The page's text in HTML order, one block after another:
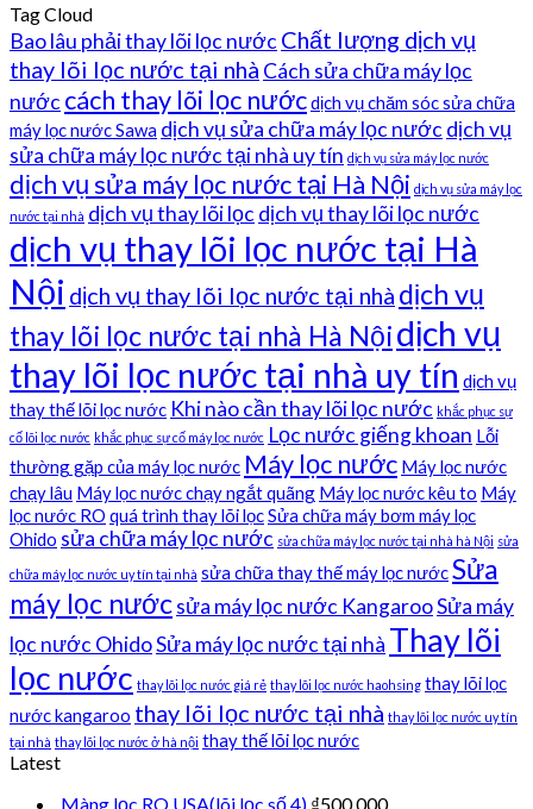
Tag Cloud
Bao lâu phải thay lõi lọc nước Chất lượng dịch vụ
thay lõi lọc nước tại nhà Cách sửa chữa máy lọc
nước cách thay lõi lọc nướcdịch vụ chăm sóc sửa chữa
máy lọc nước Sawa dịch vụ sửa chữa máy lọc nước dịch vụ
sửa chữa máy lọc nước tại nhà uy tín dịch vụ sửa máy lọc nước
dịch vụ sửa máy lọc nước tại Hà Nội dịch vụ sửa máy lọc
nước tại nhà dịch vụ thay lõi lọc dịch vụ thay lõi lọc nước
dịch vụ thay lõi lọc nước tại Hà
Nội dịch vụ thay lõi lọc nước tại nhà dịch vụ
thay lõi lọc nước tại nhà Hà Nộidịch vụ
thay lõi lọc nước tại nhà uy tín dịch vụ
thay thế lõi lọc nước Khi nào cần thay lõi lọc nước khắc phục sự
cố lõi lọc nước khắc phục sự cố máy lọc nước Lọc nước giếng khoan Lỗi
thường gặp của máy lọc nước Máy lọc nước Máy lọc nước
chạy lâu Máy lọc nước chạy ngắt quãng Máy lọc nước kêu to Máy
lọc nước RO quá trình thay lõi lọcSửa chữa máy bơm máy lọc
Ohido sửa chữa máy lọc nước sửa chữa máy lọc nước tại nhà hà Nội sửa
chữa máy lọc nước uy tín tại nhà sửa chữa thay thế máy lọc nướcSửa
máy lọc nướcsửa máy lọc nước KangarooSửa máy
lọc nước OhidoSửa máy lọc nước tại nhà Thay lõi
lọc nước thay lõi lọc nước giá rẻ thay lõi lọc nước haohsing thay lõi lọc
nước kangaroo thay lõi lọc nước tại nhà thay lõi lọc nước uy tín
tại nhà thay lõi lọc nước ở hà nội thay thế lõi lọc nước
Latest
Màng lọc RO USA(lõi lọc số 4) ₫500,000